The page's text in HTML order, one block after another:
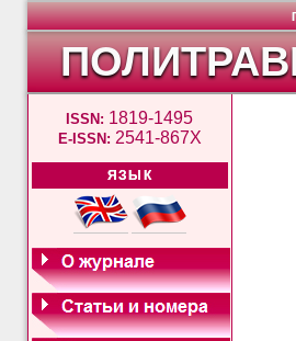
ISSN: 1819-1495
E-ISSN: 2541-867X
ЯЗЫК